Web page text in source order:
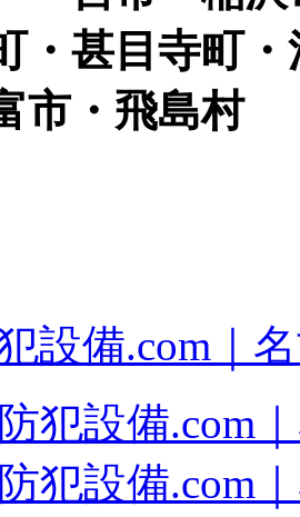
・甚目寺町
市・飛島村
設備.com｜
犯設備.com
犯設備.com